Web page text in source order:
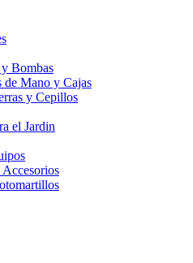
Bombas
de Mano y Cajas
y Cepillos
el Jardin
Accesorios